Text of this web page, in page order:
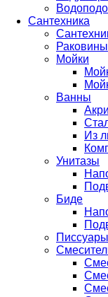
Сантехника
Раковины
Мойки
Ванны
Из
Унитазы
Биде
Писсуары